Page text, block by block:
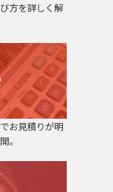
方を詳しく解
お見積りが明
。